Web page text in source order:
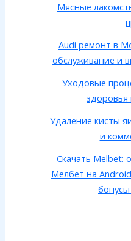
Мясные
Audi ремонт в
обслуживание и
Уходовые
Удаление кисты
и
Скачать Melbet:
Мелбет на
бонусы